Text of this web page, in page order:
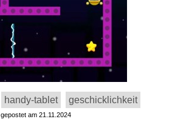
handy-tablet geschicklichkeit
gepostet am 21.11.2024